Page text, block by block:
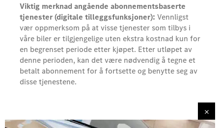
Viktig merknad angående abonnementsbaserte
tjenester (digitale tilleggsfunksjoner): Vennligst
vær oppmerksom på at visse tjenester som tilbys i
våre biler er tilgjengelige uten ekstra kostnad kun for
en begrenset periode etter kjøpet. Etter utløpet av
denne perioden, kan det være nødvendig å tegne et
betalt abonnement for å fortsette og benytte seg av
disse tjenestene.